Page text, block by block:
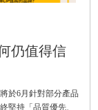
仍值得信
於6月針對部分產品
堅持「品質優先、